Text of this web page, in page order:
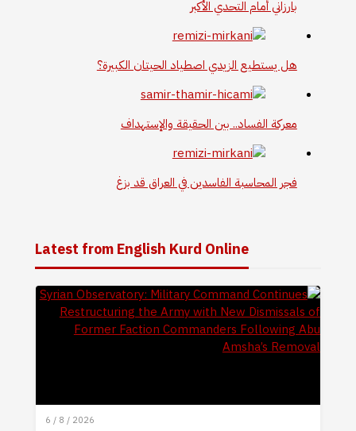
بارزاني أمام التحدي الأكبر
هل يستطيع الزيدي اصطياد الحيتان الكبيرة؟
معركة الفساد.. بين الحقيقة والإستهداف
فجر المحاسبة الفاسدين في العراق قد بزغ
Latest from English Kurd Online
6 / 8 / 2026